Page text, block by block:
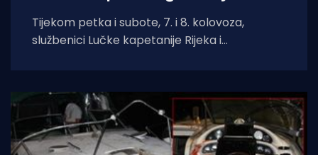
Tijekom petka i subote, 7. i 8. kolovoza,
službenici Lučke kapetanije Rijeka i